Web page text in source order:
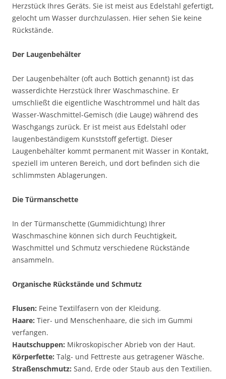
Herzstück Ihres Geräts. Sie ist meist aus Edelstahl gefertigt,
gelocht um Wasser durchzulassen. Hier sehen Sie keine
Rückstände.
Der Laugenbehälter
Der Laugenbehälter (oft auch Bottich genannt) ist das
wasserdichte Herzstück Ihrer Waschmaschine. Er
umschließt die eigentliche Waschtrommel und hält das
Wasser-Waschmittel-Gemisch (die Lauge) während des
Waschgangs zurück. Er ist meist aus Edelstahl oder
laugenbeständigem Kunststoff gefertigt. Dieser
Laugenbehälter kommt permanent mit Wasser in Kontakt,
speziell im unteren Bereich, und dort befinden sich die
schlimmsten Ablagerungen.
Die Türmanschette
In der Türmanschette (Gummidichtung) Ihrer
Waschmaschine können sich durch Feuchtigkeit,
Waschmittel und Schmutz verschiedene Rückstände
ansammeln.
Organische Rückstände und Schmutz
Flusen: Feine Textilfasern von der Kleidung.
Haare: Tier- und Menschenhaare, die sich im Gummi
verfangen.
Hautschuppen: Mikroskopischer Abrieb von der Haut.
Körperfette: Talg- und Fettreste aus getragener Wäsche.
Straßenschmutz: Sand, Erde oder Staub aus den Textilien.